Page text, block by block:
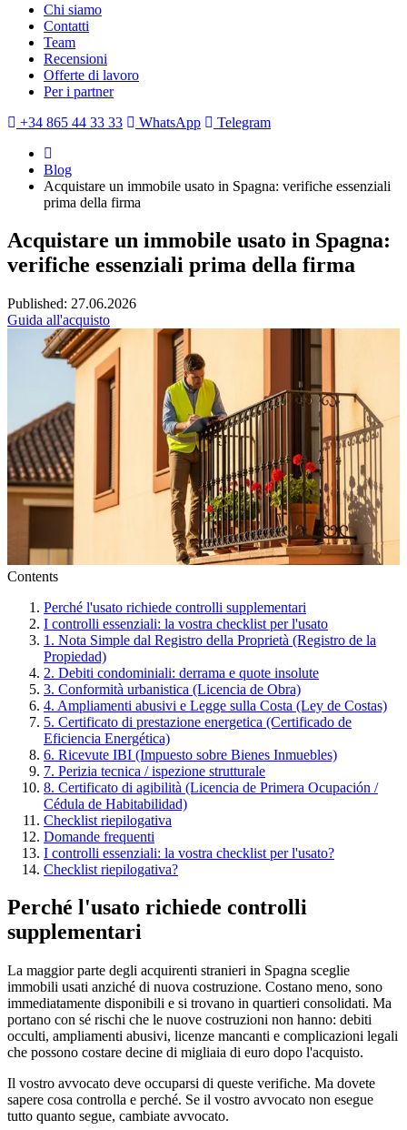
Chi siamo
Contatti
Team
Recensioni
Offerte di lavoro
Per i partner
+34 865 44 33 33
WhatsApp Telegram
Blog
Acquistare un immobile usato in Spagna: verifiche essenziali
prima della firma
Acquistare un immobile usato in Spagna:
verifiche essenziali prima della firma
Published: 27.06.2026
Guida all'acquisto
Contents
Perché l'usato richiede controlli supplementari
I controlli essenziali: la vostra checklist per l'usato
1. Nota Simple dal Registro della Proprietà (Registro de la
Propiedad)
2. Debiti condominiali: derrama e quote insolute
3. Conformità urbanistica (Licencia de Obra)
4. Ampliamenti abusivi e Legge sulla Costa (Ley de Costas)
5. Certificato di prestazione energetica (Certificado de
Eficiencia Energética)
6. Ricevute IBI (Impuesto sobre Bienes Inmuebles)
7. Perizia tecnica / ispezione strutturale
8. Certificato di agibilità (Licencia de Primera Ocupación /
Cédula de Habitabilidad)
Checklist riepilogativa
Domande frequenti
I controlli essenziali: la vostra checklist per l'usato?
Checklist riepilogativa?
Perché l'usato richiede controlli
supplementari
La maggior parte degli acquirenti stranieri in Spagna sceglie
immobili usati anziché di nuova costruzione. Costano meno, sono
immediatamente disponibili e si trovano in quartieri consolidati. Ma
portano con sé rischi che le nuove costruzioni non hanno: debiti
occulti, ampliamenti abusivi, licenze mancanti e complicazioni legali
che possono costare decine di migliaia di euro dopo l'acquisto.
Il vostro avvocato deve occuparsi di queste verifiche. Ma dovete
sapere cosa controlla e perché. Se il vostro avvocato non esegue
tutto quanto segue, cambiate avvocato.